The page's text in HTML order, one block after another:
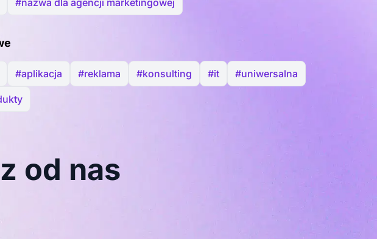
#nazwa dla agencji marketingowej
#aplikacja #reklama #konsulting #it #uniwersalna
od nas